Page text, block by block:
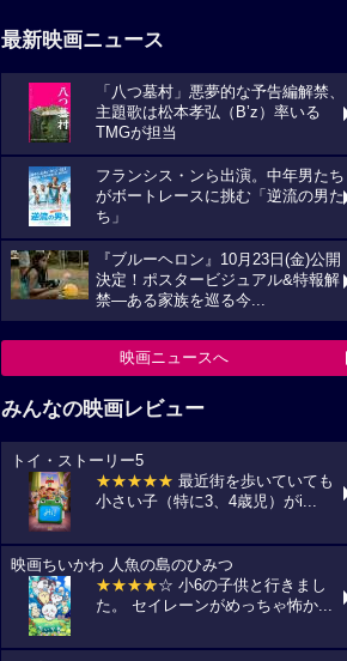
最新映画ニュース
「八つ墓村」悪夢的な予告編解禁、
主題歌は松本孝弘（B’z）率いる
TMGが担当
フランシス・ンら出演。中年男たち
がボートレースに挑む「逆流の男た
ち」
『ブルーヘロン』10月23日(金)公開
決定！ポスタービジュアル&特報解
禁―ある家族を巡る今...
映画ニュースへ
みんなの映画レビュー
トイ・ストーリー5
★★★★★ 最近街を歩いていても
小さい子（特に3、4歳児）がi...
映画ちいかわ 人魚の島のひみつ
★★★★☆ 小6の子供と行きまし
た。 セイレーンがめっちゃ怖か...